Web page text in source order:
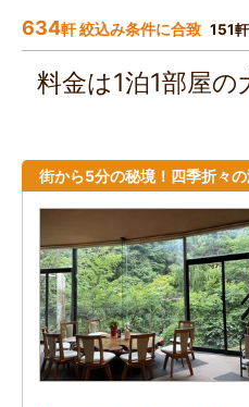
634軒 絞込み条件に合致 151
料金は1泊1部屋
街から5分の秘境！四季折々